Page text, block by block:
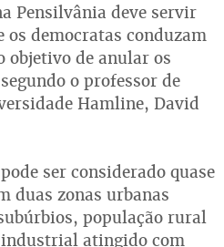
Pensilvânia deve servir
democratas conduzam
objetivo de anular os
o professor de
Hamline, David
ser considerado quase
duas zonas urbanas
população rural
atingido com